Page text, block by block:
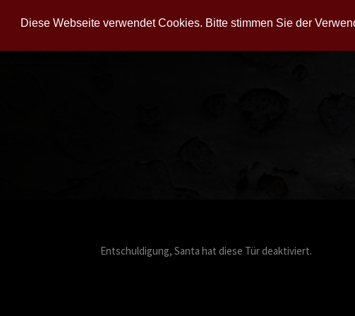
DAS BIZARRE STAHLWERK BOCHUM
Entschuldigung, Santa hat diese Tür deaktiviert.
Diese Webseite verwendet Cookies. Bitte stimmen Sie der